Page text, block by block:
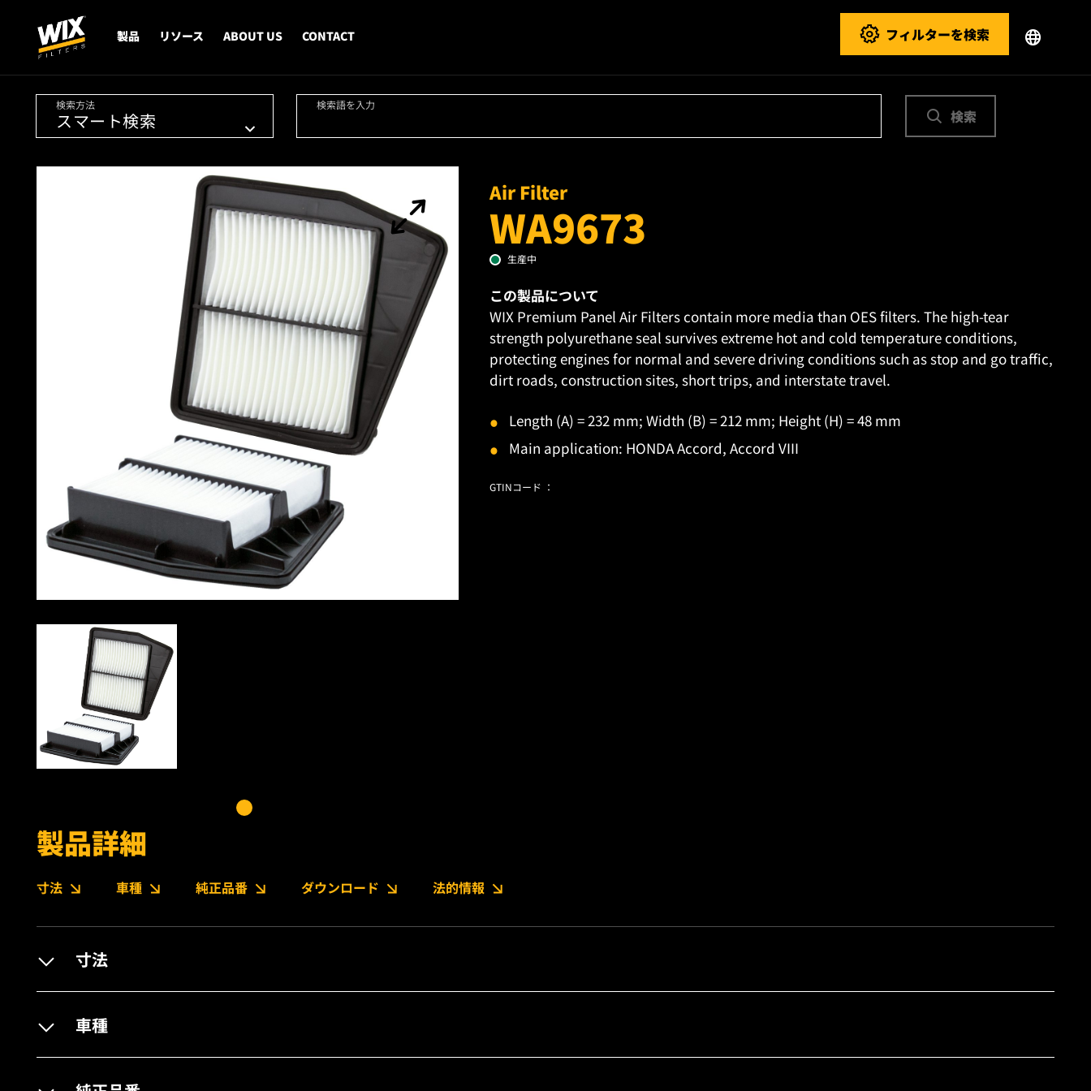
製品 リソース ABOUT US CONTACT フィルターを検索
検索方法 検索語を入力
検索
Air Filter
WA9673
生産中
この製品について
WIX Premium Panel Air Filters contain more media than OES filters. The high-tear
strength polyurethane seal survives extreme hot and cold temperature conditions,
protecting engines for normal and severe driving conditions such as stop and go traffic,
dirt roads, construction sites, short trips, and interstate travel.
Length (A) = 232 mm; Width (B) = 212 mm; Height (H) = 48 mm
Main application: HONDA Accord, Accord VIII
GTINコード ：
製品詳細
寸法 車種 純正品番 ダウンロード 法的情報
寸法
車種